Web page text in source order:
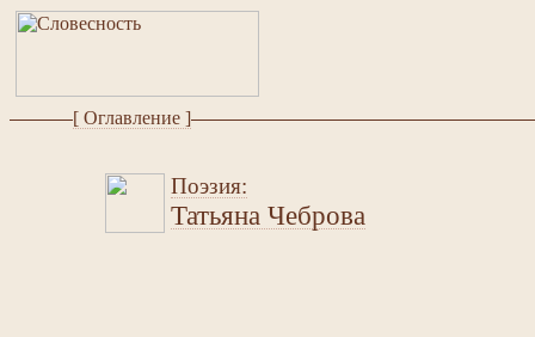
[ Оглавление ]
Поэзия:
Татьяна Чеброва